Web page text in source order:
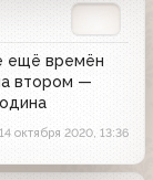
ещё времён
втором —
октября 2020, 13:36